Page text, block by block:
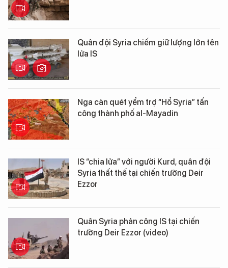
Quân đội Syria chiếm giữ lượng lớn tên
lửa IS
Nga càn quét yểm trợ “Hổ Syria” tấn
công thành phố al-Mayadin
IS “chia lửa” với người Kurd, quân đội
Syria thất thế tại chiến trường Deir
Ezzor
Quân Syria phản công IS tại chiến
trường Deir Ezzor (video)